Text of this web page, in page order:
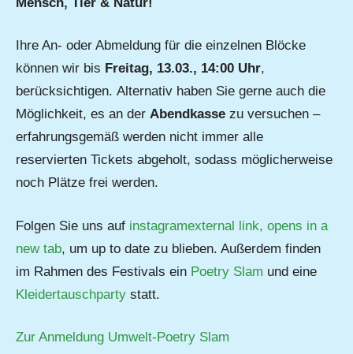
Ihre An- oder Abmeldung für die einzelnen Blöcke
können wir bis Freitag, 13.03., 14:00 Uhr,
berücksichtigen. Alternativ haben Sie gerne auch die
Möglichkeit, es an der Abendkasse zu versuchen –
erfahrungsgemäß werden nicht immer alle
reservierten Tickets abgeholt, sodass möglicherweise
noch Plätze frei werden.
Folgen Sie uns auf instagramexternal link, opens in a
new tab, um up to date zu blieben. Außerdem finden
im Rahmen des Festivals ein Poetry Slam und eine
Kleidertauschparty statt.
Zur Anmeldung Umwelt-Poetry Slam